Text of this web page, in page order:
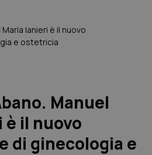
Ianieri è il nuovo
e ostetricia
Manuel
è il nuovo
di ginecologia e